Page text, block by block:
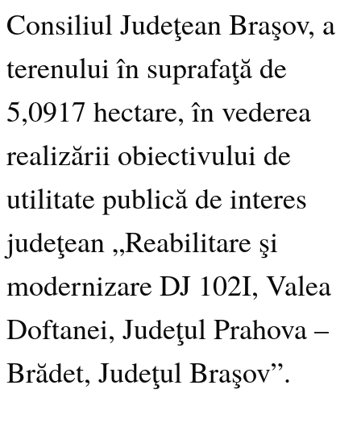
Consiliul Judeţean Braşov, a
terenului în suprafaţă de
5,0917 hectare, în vederea
realizării obiectivului de
utilitate publică de interes
judeţean „Reabilitare şi
modernizare DJ 102I, Valea
Doftanei, Judeţul Prahova –
Brădet, Judeţul Braşov”.